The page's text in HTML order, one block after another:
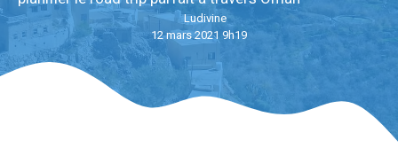
Ludivine
12 mars 2021 9h19